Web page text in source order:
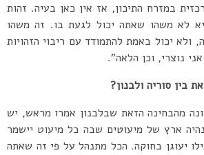
במזרח התיכון, אז אין כאן בעיה. זהות
לא משהו שאתה יכול לגעת בו. זה משהו
20, 30, 50 שנה, ולא יכול באמת להתמודד עם ריבוי הזהויות
נוצרי, וכן הלאה”.
בין סוריה ולבנון?
מהבחינה הזאת שבלבנון אמרו מראש, יש
ארץ של מיעוטים שבה כל מיעוט יישמר
יעוגן בחוקה. הכל מתנהל על פי זה שאתה